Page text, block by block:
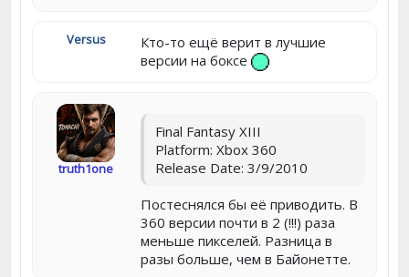
Versus
Кто-то ещё верит в лучшие
версии на боксе
truth1one
Final Fantasy XIII
Platform: Xbox 360
Release Date: 3/9/2010
Постеснялся бы её приводить. В
360 версии почти в 2 (!!!) раза
меньше пикселей. Разница в
разы больше, чем в Байонетте.